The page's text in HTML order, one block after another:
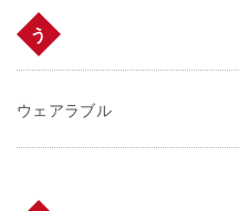
う
ウェアラブル